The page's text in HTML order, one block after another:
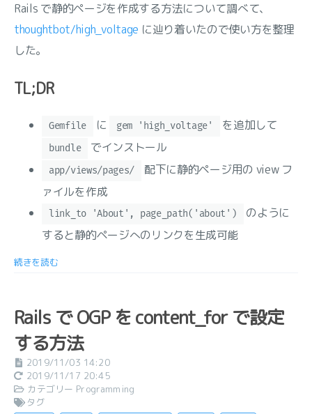
Rails で静的ページを作成する方法について調べて、
thoughtbot/high_voltage に辿り着いたので使い方を整理
した。
TL;DR
Gemfile に gem 'high_voltage' を追加して
bundle でインストール
app/views/pages/
配下に静的ページ用の view フ
ァイルを作成
link_to 'About', page_path('about')
のように
すると静的ページへのリンクを生成可能
続きを読む
Rails で OGP を content_for で設定
する方法
2019/11/03 14:20
2019/11/17 20:45
カテゴリー Programming
タグ